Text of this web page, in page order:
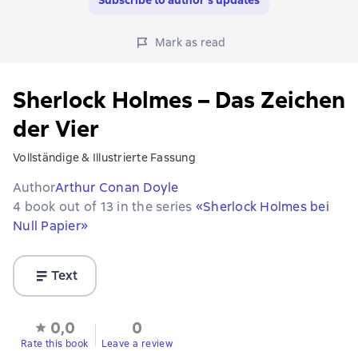
Mark as read
Sherlock Holmes – Das Zeichen
der Vier
Vollständige & Illustrierte Fassung
AuthorArthur Conan Doyle
4 book out of 13 in the series «Sherlock Holmes bei
Null Papier»
Text
0,0
Rate this book
0
Leave a review